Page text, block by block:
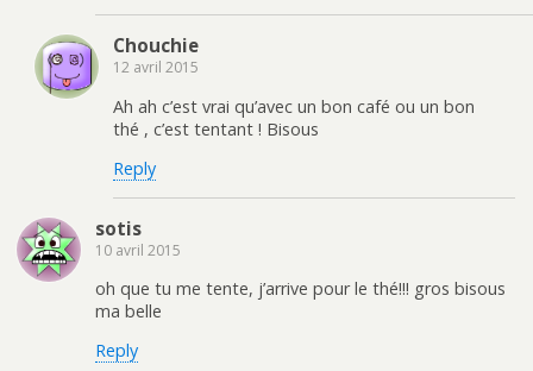
Chouchie
12 avril 2015
Ah ah c’est vrai qu’avec un bon café ou un bon
thé , c’est tentant ! Bisous
Reply
sotis
10 avril 2015
oh que tu me tente, j’arrive pour le thé!!! gros bisous
ma belle
Reply